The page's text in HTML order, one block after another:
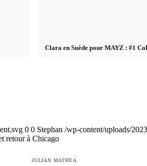
Clara en Suède pour MAYZ : #1
0 0 Stephan /wp-content/uploads/
retour à Chicago
JULIAN MATHEA